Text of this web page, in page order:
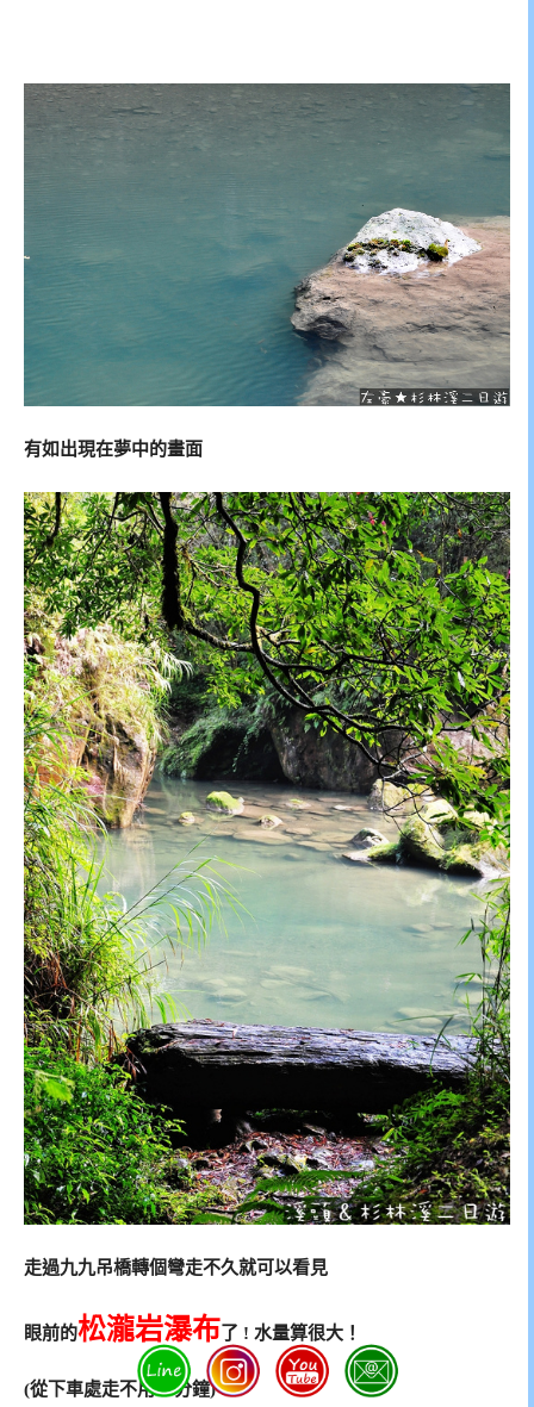
有如出現在夢中的畫面
走過九九吊橋轉個彎走不久就可以看見
眼前的松瀧岩瀑布了 ! 水量算很大！
(從下車處走不用15分鐘)